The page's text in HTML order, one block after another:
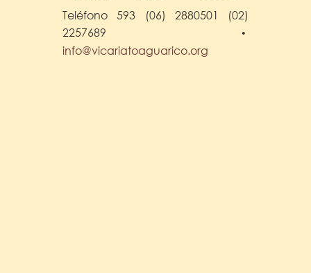
Teléfono 593 (06) 2880501 (02)
2257689 •
info@vicariatoaguarico.org